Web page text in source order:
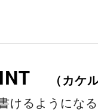
（カ
けるようにな